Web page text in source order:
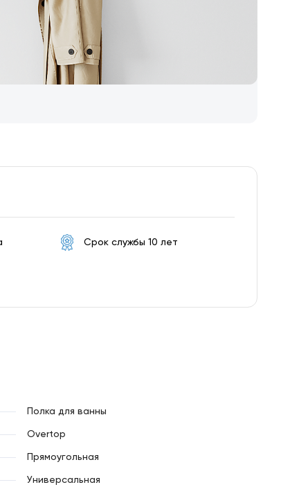
Срок службы 10 лет
Полка для ванны
Overtop
Прямоугольная
Универсальная